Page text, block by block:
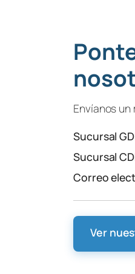
Envíanos
Sucursal
Sucursal
Correo
Ver